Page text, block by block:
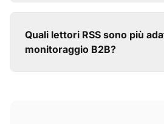
Quali lettori RSS sono più
monitoraggio B2B?